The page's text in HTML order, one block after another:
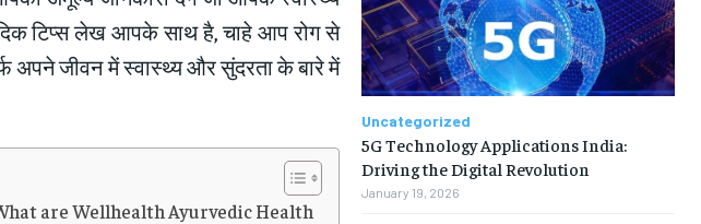
टिप्स लेख आपके साथ है, चाहे आप रोग से
अपने जीवन में स्वास्थ्य और सुंदरता के बारे में
(What are Wellhealth Ayurvedic Health
Uncategorized
5G Technology Applications India:
Driving the Digital Revolution
January 19, 2026